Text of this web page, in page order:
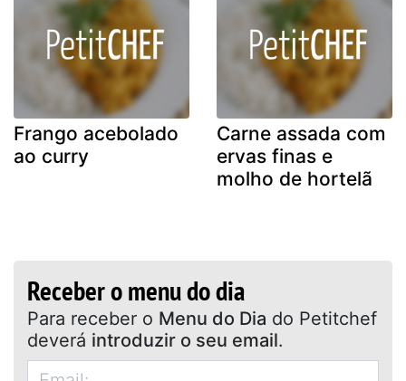
Frango acebolado
ao curry
Carne assada com
ervas finas e
molho de hortelã
Receber o menu do dia
Para receber o Menu do Dia do Petitchef
deverá introduzir o seu email.